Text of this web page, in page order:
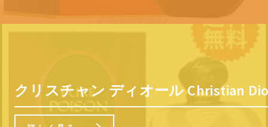
クリスチャン ディオール Christian